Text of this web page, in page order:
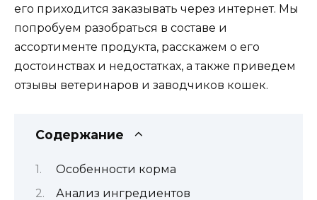
его приходится заказывать через интернет. Мы
попробуем разобраться в составе и
ассортименте продукта, расскажем о его
достоинствах и недостатках, а также приведем
отзывы ветеринаров и заводчиков кошек.
Содержание
Особенности корма
Анализ ингредиентов